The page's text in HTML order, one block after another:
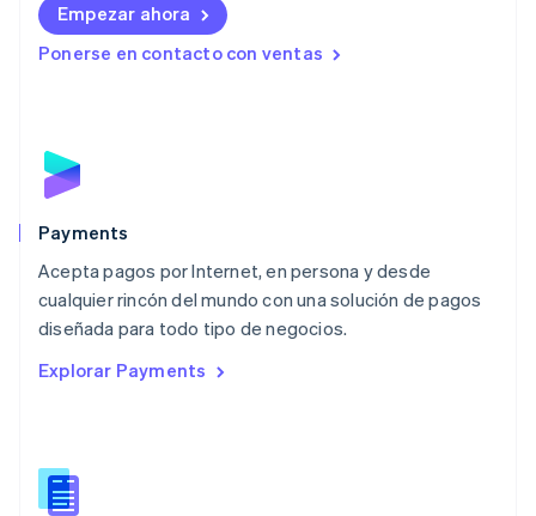
Empezar ahora
Ponerse en contacto con ventas
Payments
Acepta pagos por Internet, en persona y desde
cualquier rincón del mundo con una solución de pagos
diseñada para todo tipo de negocios.
Explorar Payments
Lituania
English
Luxemburgo
Malta
English
EspañolEnglish
English
Nueva Zelanda
English
NederlandsEnglish
Português
RAE de Hong Kong, China